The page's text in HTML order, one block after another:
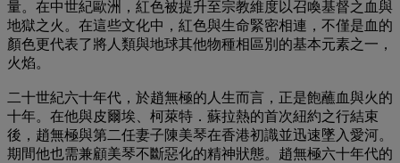
量。在中世紀歐洲，紅色被提升至宗教維度以召喚基督之血與
地獄之火。在這些文化中，紅色與生命緊密相連，不僅是血的
顏色更代表了將人類與地球其他物種相區別的基本元素之一，
火焰。
二十世紀六十年代，於趙無極的人生而言，正是飽蘸血與火的
十年。在他與皮爾埃、柯萊特．蘇拉熱的首次紐約之行結束
後，趙無極與第二任妻子陳美琴在香港初識並迅速墜入愛河。
期間他也需兼顧美琴不斷惡化的精神狀態。趙無極六十年代的